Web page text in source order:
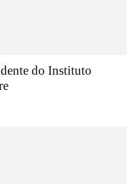
do Instituto